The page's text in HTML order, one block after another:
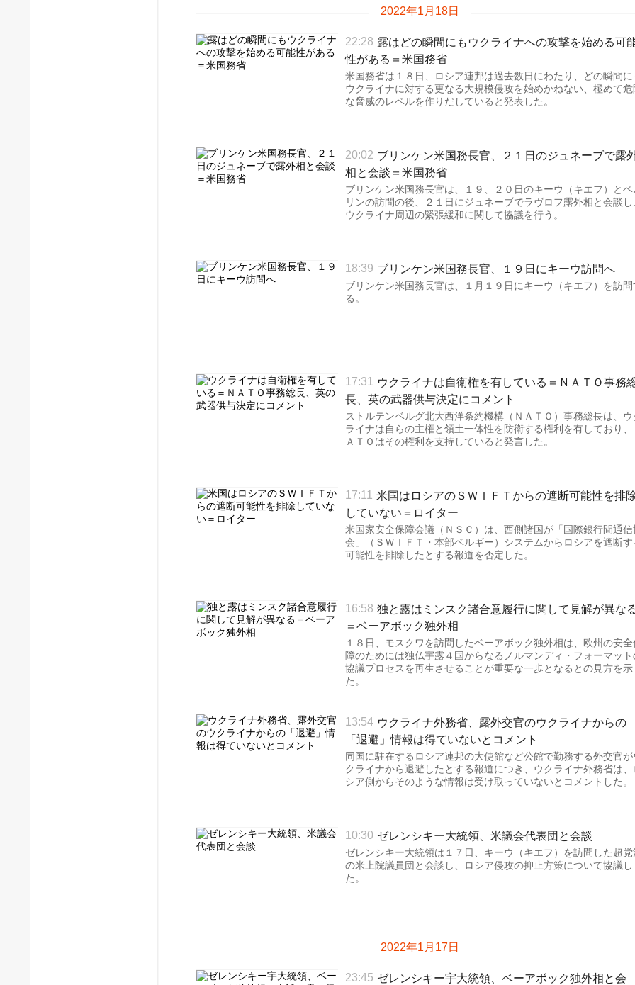
2022年1月18日
22:28 露はどの瞬間にもウクライナへの攻撃を始める可
性がある＝米国務省
米国務省は１８日、ロシア連邦は過去数日にわたり、どの瞬間に
ウクライナに対する更なる大規模侵攻を始めかねない、極めて危
な脅威のレベルを作りだしていると発表した。
20:02 ブリンケン米国務長官、２１日のジュネーブで露
相と会談＝米国務省
ブリンケン米国務長官は、１９、２０日のキーウ（キエフ）とベ
リンの訪問の後、２１日にジュネーブでラヴロフ露外相と会談し
ウクライナ周辺の緊張緩和に関して協議を行う。
18:39 ブリンケン米国務長官、１９日にキーウ訪問へ
ブリンケン米国務長官は、１月１９日にキーウ（キエフ）を訪問
る。
17:31
ウクライナは自衛権を有している＝ＮＡＴＯ事務
長、英の武器供与決定にコメント
ストルテンベルグ北大西洋条約機構（ＮＡＴＯ）事務総長は、ウ
ライナは自らの主権と領土一体性を防衛する権利を有しており、
ＡＴＯはその権利を支持していると発言した。
17:11 米国はロシアのＳＷＩＦＴからの遮断可能性を排
していない＝ロイター
米国家安全保障会議（ＮＳＣ）は、西側諸国が「国際銀行間通信
会」（ＳＷＩＦＴ・本部ベルギー）システムからロシアを遮断す
可能性を排除したとする報道を否定した。
16:58 独と露はミンスク諸合意履行に関して見解が異な
＝ベーアボック独外相
１８日、モスクワを訪問したベーアボック独外相は、欧州の安全
障のためには独仏宇露４国からなるノルマンディ・フォーマット
協議プロセスを再生させることが重要な一歩となるとの見方を示
た。
13:54 ウクライナ外務省、露外交官のウクライナからの
「退避」情報は得ていないとコメント
同国に駐在するロシア連邦の大使館など公館で勤務する外交官が
クライナから退避したとする報道につき、ウクライナ外務省は、
シア側からそのような情報は受け取っていないとコメントした。
10:30 ゼレンシキー大統領、米議会代表団と会談
ゼレンシキー大統領は１７日、キーウ（キエフ）を訪問した超党
の米上院議員団と会談し、ロシア侵攻の抑止方策について協議し
た。
2022年1月17日
23:45 ゼレンシキー宇大統領、ベーアボック独外相と会